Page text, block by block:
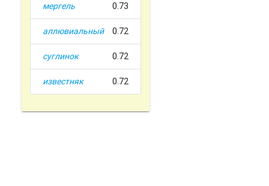
мергель 0.73
аллювиальный 0.72
суглинок 0.72
известняк 0.72